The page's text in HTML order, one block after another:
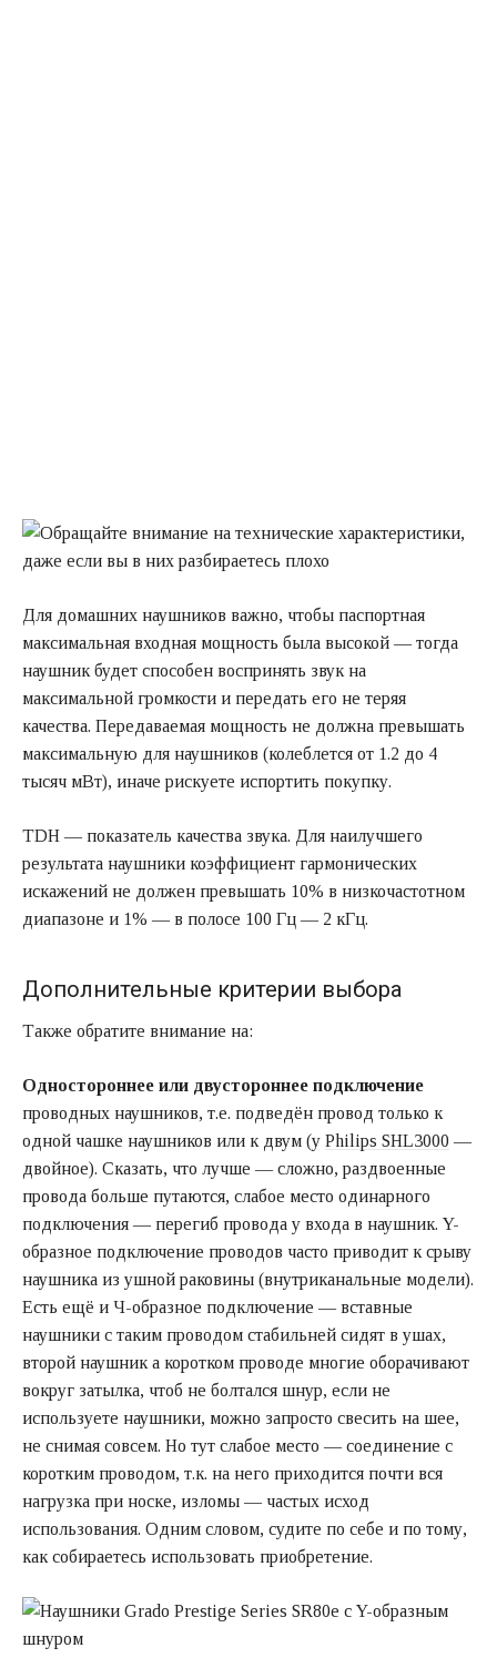
Для домашних наушников важно, чтобы паспортная
максимальная входная мощность была высокой — тогда
наушник будет способен воспринять звук на
максимальной громкости и передать его не теряя
качества. Передаваемая мощность не должна превышать
максимальную для наушников (колеблется от 1.2 до 4
тысяч мВт), иначе рискуете испортить покупку.
TDH — показатель качества звука. Для наилучшего
результата наушники коэффициент гармонических
искажений не должен превышать 10% в низкочастотном
диапазоне и 1% — в полосе 100 Гц — 2 кГц.
Дополнительные критерии выбора
Также обратите внимание на:
Одностороннее или двустороннее подключение
проводных наушников, т.е. подведён провод только к
одной чашке наушников или к двум (у Philips SHL3000 —
двойное). Сказать, что лучше — сложно, раздвоенные
провода больше путаются, слабое место одинарного
подключения — перегиб провода у входа в наушник. Y-
образное подключение проводов часто приводит к срыву
наушника из ушной раковины (внутриканальные модели).
Есть ещё и Ч-образное подключение — вставные
наушники с таким проводом стабильней сидят в ушах,
второй наушник а коротком проводе многие оборачивают
вокруг затылка, чтоб не болтался шнур, если не
используете наушники, можно запросто свесить на шее,
не снимая совсем. Но тут слабое место — соединение с
коротким проводом, т.к. на него приходится почти вся
нагрузка при носке, изломы — частых исход
использования. Одним словом, судите по себе и по тому,
как собираетесь использовать приобретение.